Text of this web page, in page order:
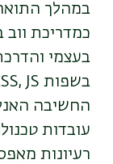
כמדריכת ווב
בעצמי
החשיבה
עובדות
רעיונות